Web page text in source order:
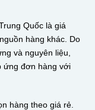
Quốc là giá
hàng khác. Do
và nguyên liệu,
ứng đơn hàng với
hàng theo giá rẻ.